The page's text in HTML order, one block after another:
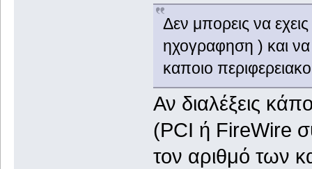
Δεν μπορεις να
ηχογραφηση ) και
καποιο
Αν διαλέξεις
(PCI ή FireWire
τον αριθμό των